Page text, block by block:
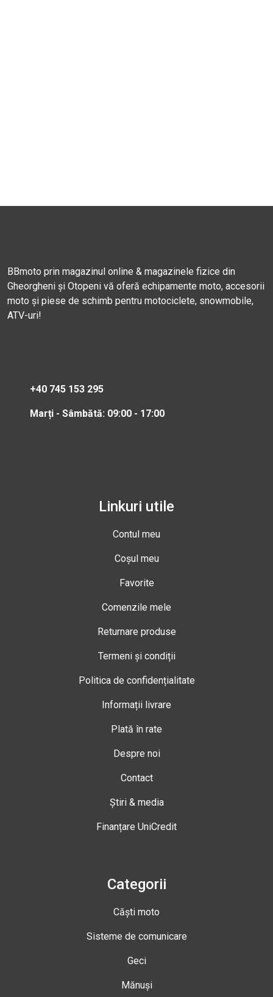
BBmoto prin magazinul online & magazinele fizice din
Gheorgheni și Otopeni vă oferă echipamente moto, accesorii
moto și piese de schimb pentru motociclete, snowmobile,
ATV-uri!
+40 745 153 295
Marți - Sâmbătă: 09:00 - 17:00
Linkuri utile
Contul meu
Coșul meu
Favorite
Comenzile mele
Returnare produse
Termeni și condiții
Politica de confidențialitate
Informații livrare
Plată în rate
Despre noi
Contact
Știri & media
Finanțare UniCredit
Categorii
Căști moto
Sisteme de comunicare
Geci
Mănuși